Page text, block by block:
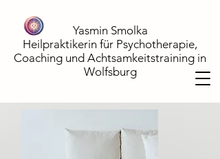
Yasmin Smolka
Heilpraktikerin für Psychotherapie,
Coaching und Achtsamkeitstraining in
Wolfsburg